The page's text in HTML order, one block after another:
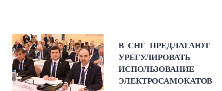
В СНГ ПРЕДЛАГАЮТ
УРЕГУЛИРОВАТЬ
ИСПОЛЬЗОВАНИЕ
ЭЛЕКТРОСАМОКАТОВ